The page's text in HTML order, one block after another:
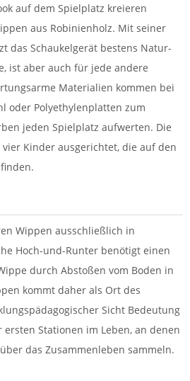
auf dem Spielplatz kreieren
aus Robinienholz. Mit seiner
das Schaukelgerät bestens Natur-
ist aber auch für jede andere
Materialien kommen bei
oder Polyethylenplatten zum
jeden Spielplatz aufwerten. Die
Kinder ausgerichtet, die auf den
Wippen ausschließlich in
Hoch-und-Runter benötigt einen
durch Abstoßen vom Boden in
kommt daher als Ort des
Sicht Bedeutung
Stationen im Leben, an denen
das Zusammenleben sammeln.